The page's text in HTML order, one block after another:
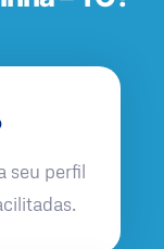
seu perfil